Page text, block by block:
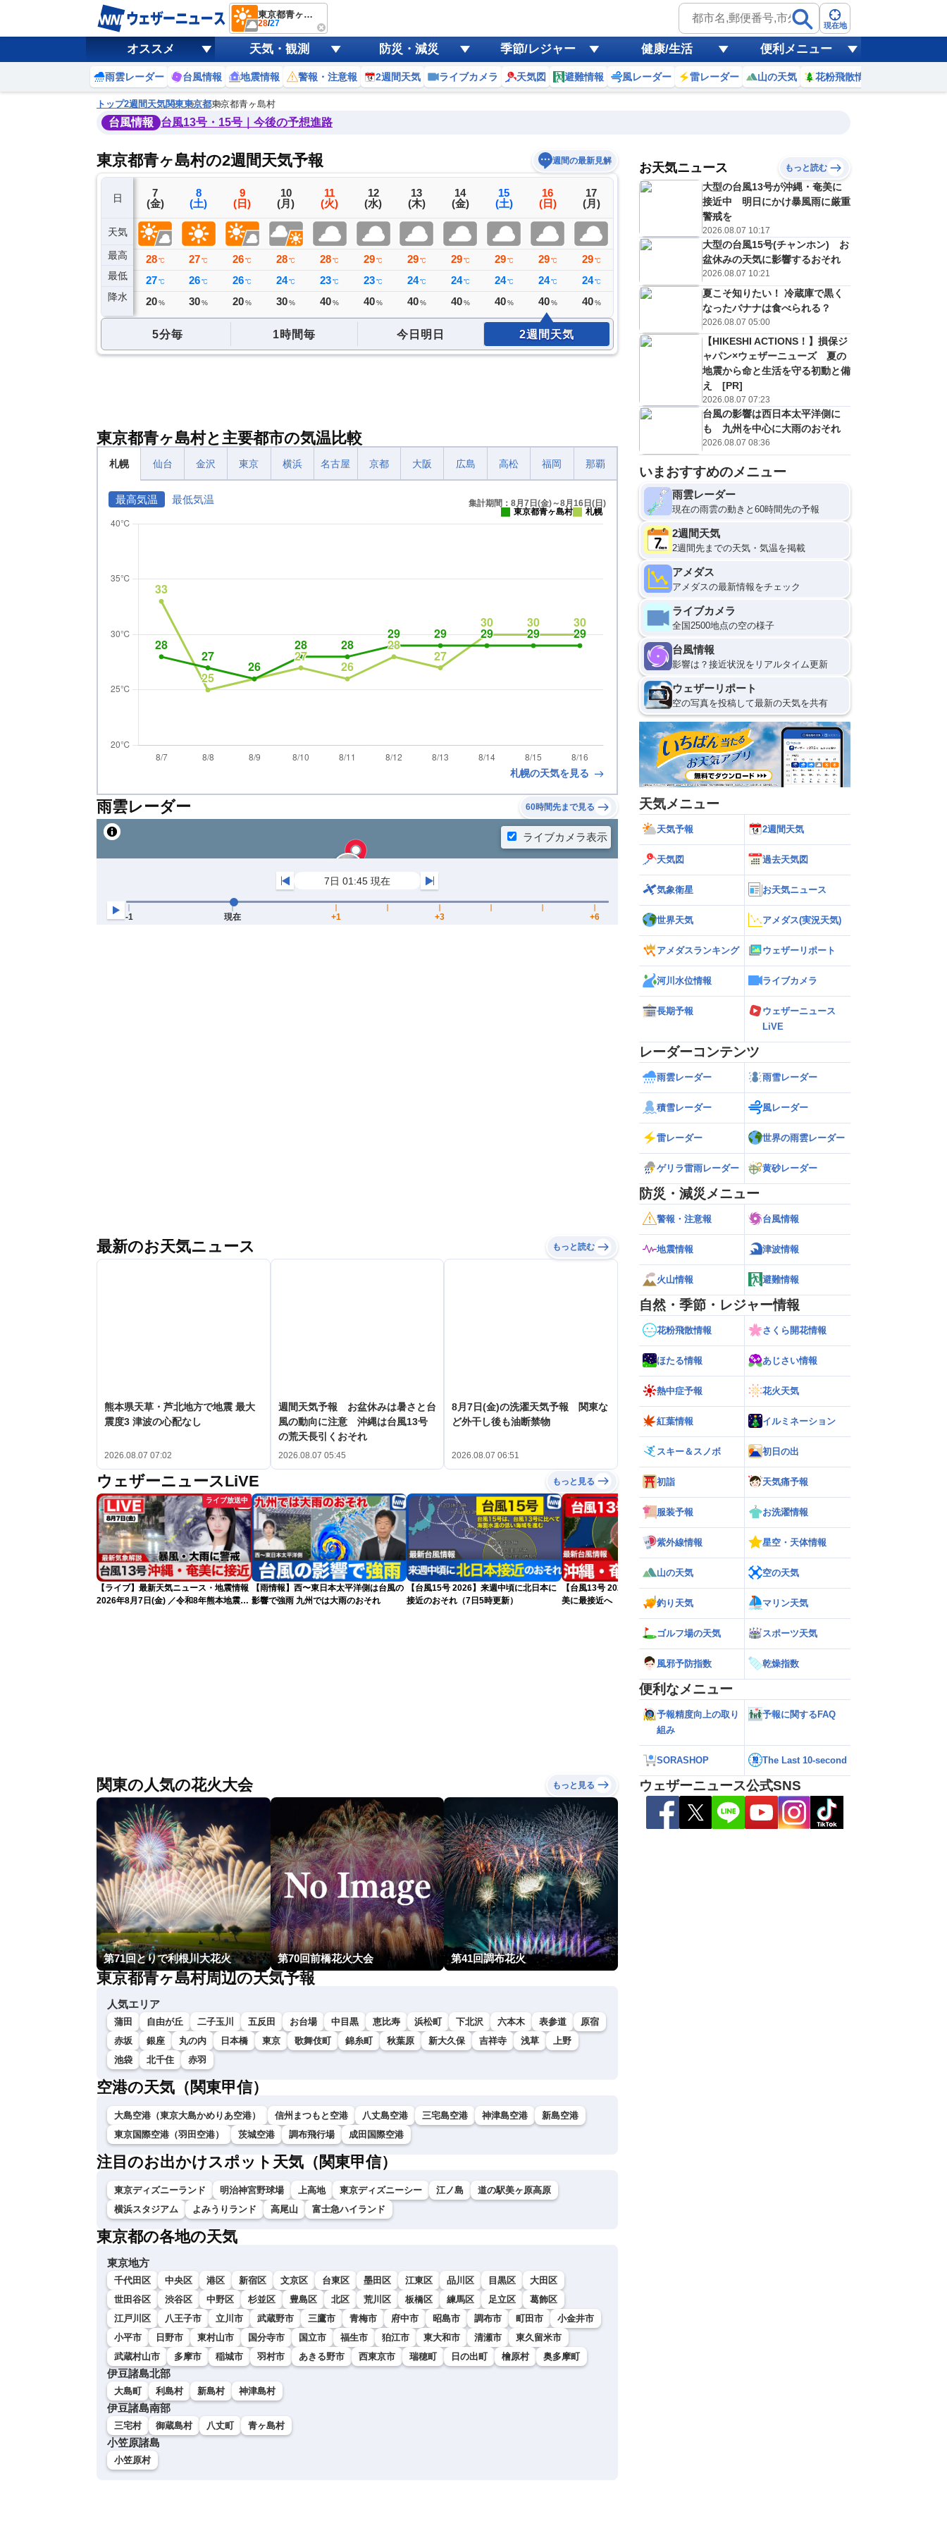
東京都青ヶ島村
28/27 現在地
オススメ 天気・観測 防災・減災 季節/レジャー 健康/生活 便利メニュー
雨雲レーダー 台風情報 地震情報 警報・注意報 2週間天気 ライブカメラ 天気図 避難情報 風レーダー 雷レーダー 山の天気 花粉飛散情報
トップ2週間天気関東東京都東京都青ヶ島村
台風情報 台風13号・15号｜今後の予想進路
東京都青ヶ島村の2週間天気予報 週間の最新見解
日
天気
最高
最低
降水
6
(木)
28℃
27℃
ミリ
7
(金)
28 ℃
27 ℃
20 %
8
(土)
27 ℃
26 ℃
30 %
9
(日)
26 ℃
26 ℃
20 %
10
(月)
28 ℃
24℃
30 %
11
(火)
28℃
23℃
40%
12
(水)
29℃
23℃
40%
13
(木)
29℃
24℃
40%
14
(金)
29℃
24℃
40%
15
(土)
29 ℃
24 ℃
40 %
16
(日)
29 ℃
24 ℃
40 %
17
(月)
29 ℃
24 ℃
40 %
18
℃
20
(木)
E
29℃
24
50 %
21
(金)
D
29℃
24
30 %
予報の
信頼度
B
C
D
？
5分毎 1時間毎 今日明日 2週間天気
東京都青ヶ島村と主要都市の気温比較
札幌 仙台 金沢 東京 横浜 名古屋 京都 大阪 広島 高松 福岡 那覇
最高気温 最低気温
集計期間：8月7日(金)～8月16日(日)
東京都青ヶ島村
札幌
札幌の天気を見る
雨雲レーダー 60時間先まで見る
最新のお天気ニュース もっと読む
熊本県天草・芦北地方で地震 最大
震度3 津波の心配なし
2026.08.07 07:02
週間天気予報 お盆休みは暑さと台
風の動向に注意 沖縄は台風13号
の荒天長引くおそれ
2026.08.07 05:45
8月7日(金)の洗濯天気予報 関東な
ど外干し後も油断禁物
2026.08.07 06:51
ウェザーニュースLiVE もっと見る
ライブ放送中
【ライブ】最新天気ニュース・地震情報
2026年8月7日(金) ／令和8年熊本地震情
【雨情報】西〜東日本太平洋側は台風の
影響で強雨 九州では大雨のおそれ
【台風15号 2026】来週中頃に北日本に
接近のおそれ（7日5時更新）
【台風13号 2026】台風13号が沖縄・奄
美に最接近へ 明日にかけ荒天続く（7
【ダブル台風】日本列島へ接近 お盆休み
への影響は？（2026年8月6日22時更
関東の人気の花火大会 もっと見る
第71回とりで利根川大花火 第70回前橋花火大会 第41回調布花火
東京都青ヶ島村周辺の天気予報
人気エリア
蒲田 自由が丘 二子玉川 五反田 お台場 中目黒 恵比寿 浜松町 下北沢 六本木 表参道
原宿
赤坂
銀座 丸の内 日本橋 東京 歌舞伎町 錦糸町 秋葉原 新大久保 吉祥寺 浅草
上野
池袋
北千住 赤羽
空港の天気（関東甲信）
大島空港（東京大島かめりあ空港） 信州まつもと空港 八丈島空港 三宅島空港 神津島空港
新島空港
東京国際空港（羽田空港）
茨城空港 調布飛行場 成田国際空港
注目のお出かけスポット天気（関東甲信）
東京ディズニーランド 明治神宮野球場 上高地 東京ディズニーシー 江ノ島
道の駅美ヶ原高原
横浜スタジアム
よみうりランド 高尾山 富士急ハイランド
東京都の各地の天気
東京地方
千代田区 中央区 港区 新宿区 文京区 台東区 墨田区 江東区 品川区 目黒区
大田区
世田谷区
渋谷区 中野区 杉並区 豊島区 北区 荒川区 板橋区 練馬区 足立区
葛飾区
江戸川区
八王子市 立川市 武蔵野市 三鷹市 青梅市 府中市 昭島市 調布市 町田市
小金井市
小平市
日野市 東村山市 国分寺市 国立市 福生市 狛江市 東大和市 清瀬市
東久留米市
武蔵村山市
多摩市 稲城市 羽村市 あきる野市 西東京市 瑞穂町 日の出町 檜原村 奥多摩町
伊豆諸島北部
大島町 利島村 新島村 神津島村
伊豆諸島南部
三宅村 御蔵島村 八丈町 青ヶ島村
小笠原諸島
小笠原村
お天気ニュース もっと読む
大型の台風13号が沖縄・奄美に
接近中 明日にかけ暴風雨に厳重
警戒を
2026.08.07 10:17
大型の台風15号(チャンホン) お
盆休みの天気に影響するおそれ
2026.08.07 10:21
夏こそ知りたい！ 冷蔵庫で黒く
なったバナナは食べられる？
2026.08.07 05:00
【HIKESHI ACTIONS！】損保ジ
ャパン×ウェザーニューズ 夏の
地震から命と生活を守る初動と備
え [PR]
2026.08.07 07:23
台風の影響は西日本太平洋側に
も 九州を中心に大雨のおそれ
2026.08.07 08:36
いまおすすめのメニュー
雨雲レーダー
現在の雨雲の動きと60時間先の予報
2週間天気
2週間先までの天気・気温を掲載
アメダス
アメダスの最新情報をチェック
ライブカメラ
全国2500地点の空の様子
台風情報
影響は？接近状況をリアルタイム更新
ウェザーリポート
空の写真を投稿して最新の天気を共有
天気メニュー
天気予報 2週間天気
天気図 過去天気図
気象衛星 お天気ニュース
世界天気 アメダス(実況天気)
アメダスランキング ウェザーリポート
河川水位情報 ライブカメラ
長期予報
ウェザーニュース
LiVE
レーダーコンテンツ
雨雲レーダー 雨雪レーダー
積雪レーダー 風レーダー
雷レーダー 世界の雨雲レーダー
ゲリラ雷雨レーダー 黄砂レーダー
防災・減災メニュー
警報・注意報 台風情報
地震情報 津波情報
火山情報 避難情報
自然・季節・レジャー情報
花粉飛散情報 さくら開花情報
ほたる情報 あじさい情報
熱中症予報 花火天気
紅葉情報 イルミネーション
スキー＆スノボ 初日の出
初詣 天気痛予報
服装予報 お洗濯情報
紫外線情報 星空・天体情報
山の天気 空の天気
釣り天気 マリン天気
ゴルフ場の天気 スポーツ天気
風邪予防指数 乾燥指数
便利なメニュー
予報精度向上の取り
組み
予報に関するFAQ
SORASHOP The Last 10-second
ウェザーニュース公式SNS